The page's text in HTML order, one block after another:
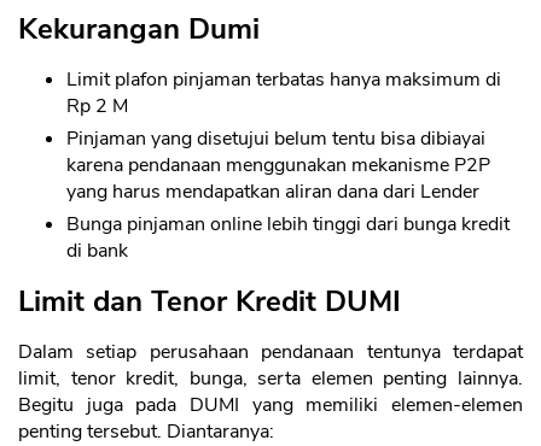
Kekurangan Dumi
Limit plafon pinjaman terbatas hanya maksimum di
Rp 2 M
Pinjaman yang disetujui belum tentu bisa dibiayai
karena pendanaan menggunakan mekanisme P2P
yang harus mendapatkan aliran dana dari Lender
Bunga pinjaman online lebih tinggi dari bunga kredit
di bank
Limit dan Tenor Kredit DUMI
Dalam setiap perusahaan pendanaan tentunya terdapat
limit, tenor kredit, bunga, serta elemen penting lainnya.
Begitu juga pada DUMI yang memiliki elemen-elemen
penting tersebut. Diantaranya: